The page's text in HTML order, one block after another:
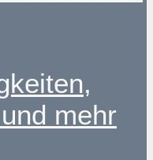
mehr